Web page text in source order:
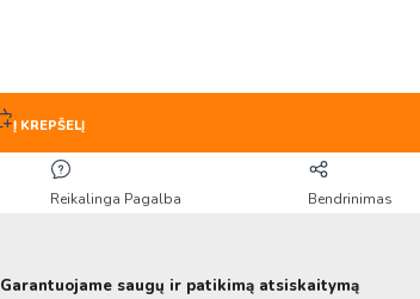
Į KREPŠELĮ
Reikalinga Pagalba
Bendrinimas
Garantuojame saugų ir patikimą atsiskaitymą